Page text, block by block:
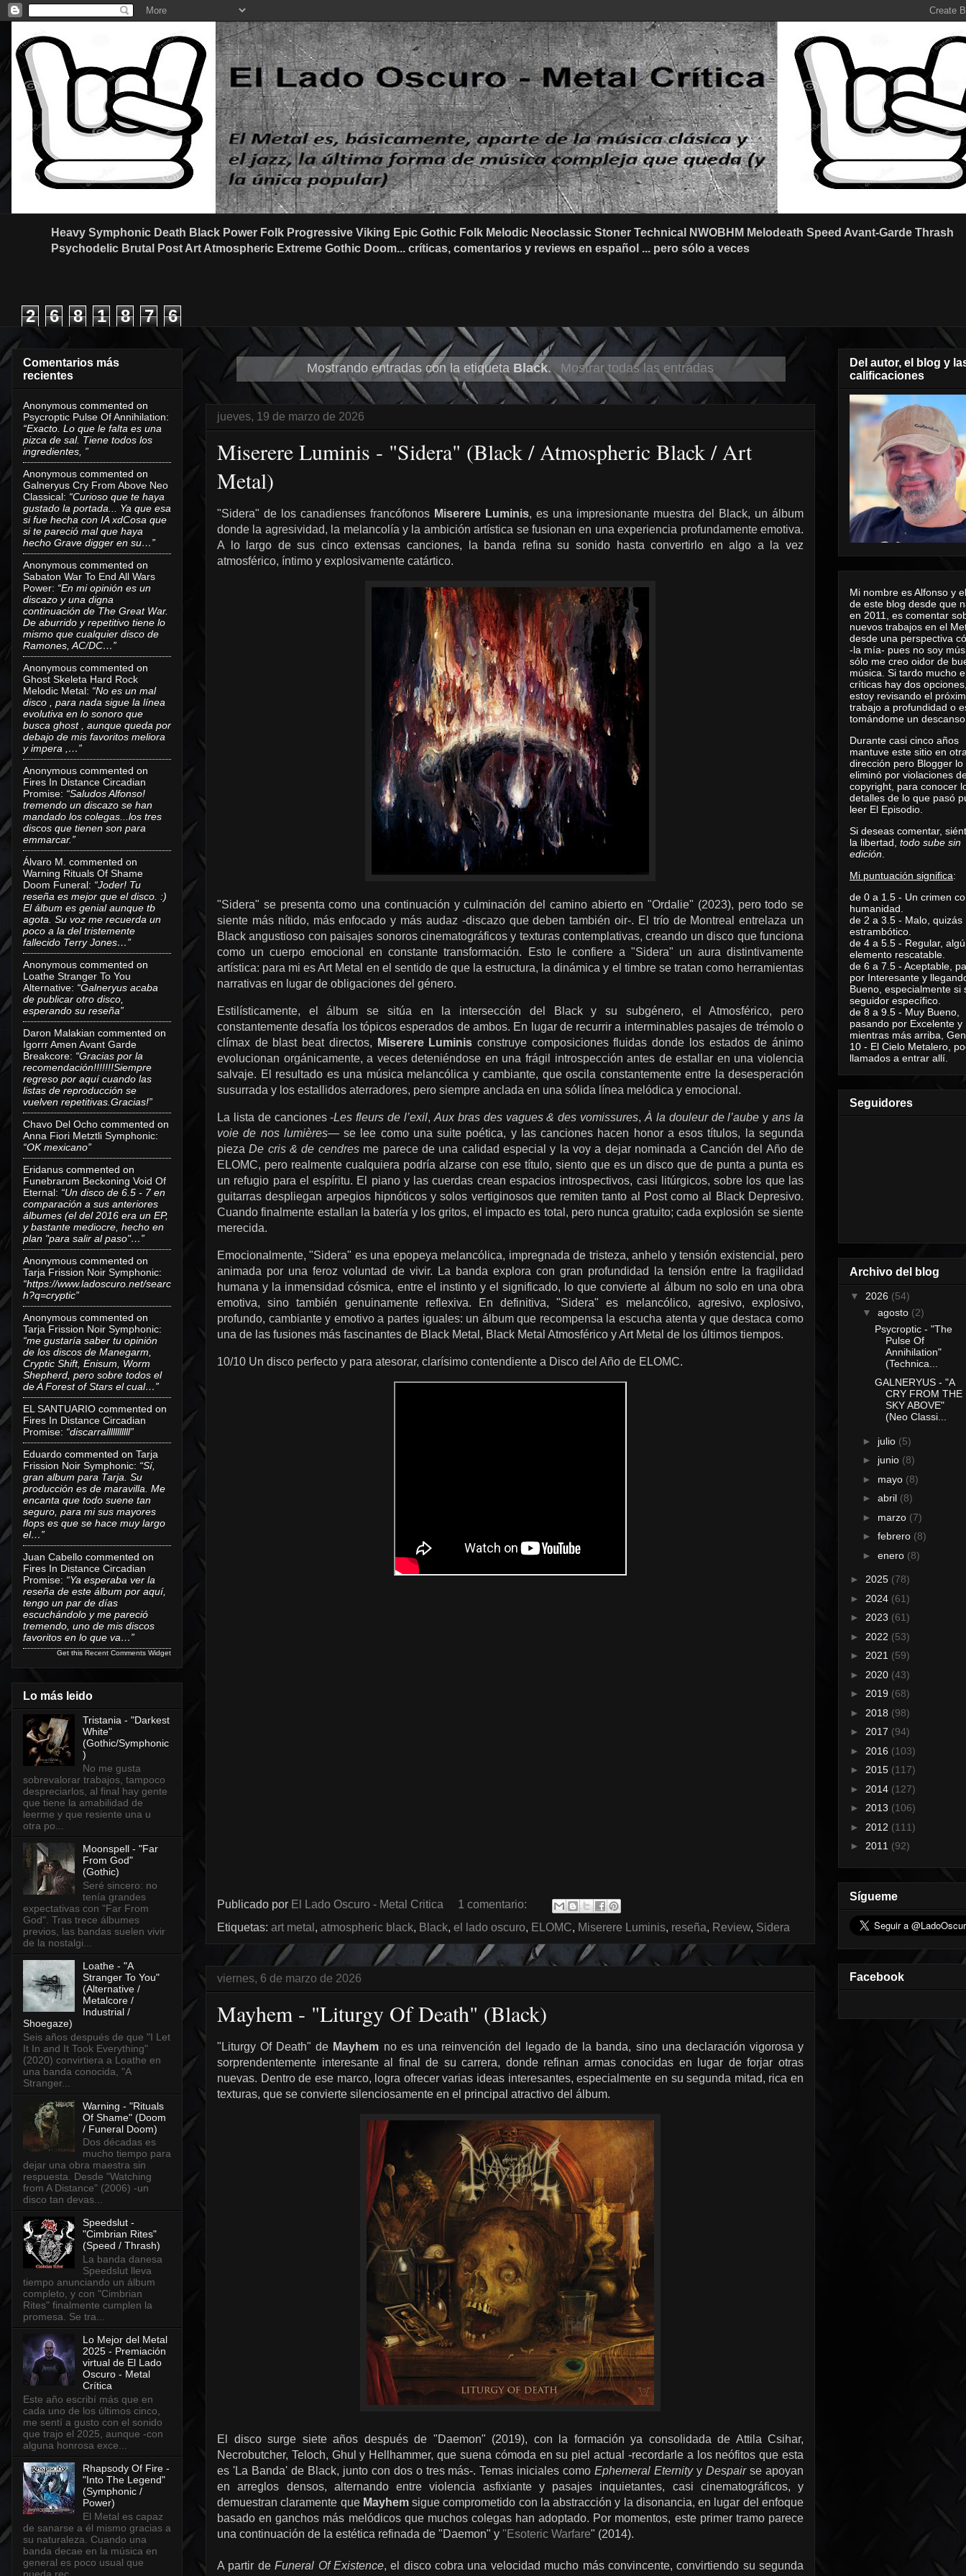
Heavy Symphonic Death Black Power Folk Progressive Viking Epic Gothic Folk Melodic Neoclassic Stoner Technical NWOBHM Melodeath Speed Avant-Garde Thrash
Psychodelic Brutal Post Art Atmospheric Extreme Gothic Doom... críticas, comentarios y reviews en español ... pero sólo a veces
2 6 8 1 8 7 6
Mostrando entradas con la etiqueta Black. Mostrar todas las entradas
jueves, 19 de marzo de 2026
Miserere Luminis - "Sidera" (Black / Atmospheric Black / Art
Metal)
"Sidera" de los canadienses francófonos Miserere Luminis, es una impresionante muestra del Black, un álbum
donde la agresividad, la melancolía y la ambición artística se fusionan en una experiencia profundamente emotiva.
A lo largo de sus cinco extensas canciones, la banda refina su sonido hasta convertirlo en algo a la vez
atmosférico, íntimo y explosivamente catártico.
"Sidera" se presenta como una continuación y culminación del camino abierto en "Ordalie" (2023), pero todo se
siente más nítido, más enfocado y más audaz -discazo que deben también oir-. El trío de Montreal entrelaza un
Black angustioso con paisajes sonoros cinematográficos y texturas contemplativas, creando un disco que funciona
como un cuerpo emocional en constante transformación. Esto le confiere a "Sidera" un aura distintivamente
artística: para mi es Art Metal en el sentido de que la estructura, la dinámica y el timbre se tratan como herramientas
narrativas en lugar de obligaciones del género.
Estilísticamente, el álbum se sitúa en la intersección del Black y su subgénero, el Atmosférico, pero
constantemente desafía los tópicos esperados de ambos. En lugar de recurrir a interminables pasajes de trémolo o
clímax de blast beat directos,
Miserere Luminis construye composiciones fluidas donde los estados de ánimo
evolucionan orgánicamente, a veces deteniéndose en una frágil introspección antes de estallar en una violencia
salvaje. El resultado es una música melancólica y cambiante, que oscila constantemente entre la desesperación
susurrada y los estallidos aterradores, pero siempre anclada en una sólida línea melódica y emocional.
La lista de canciones -Les fleurs de l’exil, Aux bras des vagues & des vomissures, À la douleur de l’aube yans la
voie de nos lumières— se lee como una suite poética, y las canciones hacen honor a esos títulos, la segunda
piezaDe cris & de cendresme parece de una calidad especial y la voy a dejar nominada a Canción del Año de
ELOMC, pero realmente cualquiera podría alzarse con ese título, siento que es un disco que de punta a punta es
un refugio para el espíritu. El piano y las cuerdas crean espacios introspectivos, casi litúrgicos, sobre los que las
guitarras despliegan arpegios hipnóticos y solos vertiginosos que remiten tanto al Post como al Black Depresivo.
Cuando finalmente estallan la batería y los gritos, el impacto es total, pero nunca gratuito; cada explosión se siente
merecida.
Emocionalmente, "Sidera" es una epopeya melancólica, impregnada de tristeza, anhelo y tensión existencial, pero
animada por una feroz voluntad de vivir. La banda explora con gran profundidad la tensión entre la fragilidad
humana y la inmensidad cósmica, entre el instinto y el significado, lo que convierte al álbum no solo en una obra
emotiva, sino también genuinamente reflexiva. En definitiva, "Sidera" es melancólico, agresivo, explosivo,
profundo, cambiante y emotivo a partes iguales: un álbum que recompensa la escucha atenta y que destaca como
una de las fusiones más fascinantes de Black Metal, Black Metal Atmosférico y Art Metal de los últimos tiempos.
10/10 Un disco perfecto y para atesorar, clarísimo contendiente a Disco del Año de ELOMC.
Publicado por El Lado Oscuro - Metal Critica
1 comentario:
Etiquetas: art metal , atmospheric black, Black, el lado oscuro, ELOMC, Miserere Luminis, reseña, Review, Sidera
viernes, 6 de marzo de 2026
Mayhem - "Liturgy Of Death" (Black)
"Liturgy Of Death" de Mayhem no es una reinvención del legado de la banda, sino una declaración vigorosa y
sorprendentemente interesante al final de su carrera, donde refinan armas conocidas en lugar de forjar otras
nuevas. Dentro de ese marco, logra ofrecer varias ideas interesantes, especialmente en su segunda mitad, rica en
texturas, que se convierte silenciosamente en el principal atractivo del álbum.
El disco surge siete años después de "Daemon" (2019), con la formación ya consolidada de Attila Csihar,
Necrobutcher, Teloch, Ghul y Hellhammer, que suena cómoda en su piel actual -recordarle a los neófitos que esta
es 'La Banda' de Black, junto con dos o tres más-. Temas iniciales comoEphemeral EternityyDespairse apoyan
en arreglos densos, alternando entre violencia asfixiante y pasajes inquietantes, casi cinematográficos, y
demuestran claramente que Mayhemsigue comprometido con la abstracción y la disonancia, en lugar del enfoque
basado en ganchos más melódicos que muchos colegas han adoptado. Por momentos, este primer tramo parece
una continuación de la estética refinada de "Daemon" y "Esoteric Warfare" (2014).
A partir deFuneral Of Existence, el disco cobra una velocidad mucho más convincente, convirtiendo su segunda
Comentarios más
recientes
Anonymous commented on
Psycroptic Pulse Of Annihilation:
“Exacto. Lo que le falta es una
pizca de sal. Tiene todos los
ingredientes, ”
Anonymous commented on
Galneryus Cry From Above Neo
Classical: “Curioso que te haya
gustado la portada... Ya que esa
si fue hecha con IA xdCosa que
si te pareció mal que haya
hecho Grave digger en su…”
Anonymous commented on
Sabaton War To End All Wars
Power: “En mi opinión es un
discazo y una digna
continuación de The Great War.
De aburrido y repetitivo tiene lo
mismo que cualquier disco de
Ramones, AC/DC…”
Anonymous commented on
Ghost Skeleta Hard Rock
Melodic Metal: “No es un mal
disco , para nada sigue la línea
evolutiva en lo sonoro que
busca ghost , aunque queda por
debajo de mis favoritos meliora
y impera ,…”
Anonymous commented on
Fires In Distance Circadian
Promise: “Saludos Alfonso!
tremendo un discazo se han
mandado los colegas...los tres
discos que tienen son para
emmarcar.”
Álvaro M. commented on
Warning Rituals Of Shame
Doom Funeral: “Joder! Tu
reseña es mejor que el disco. :)
El álbum es genial aunque tb
agota. Su voz me recuerda un
poco a la del tristemente
fallecido Terry Jones…”
Anonymous commented on
Loathe Stranger To You
Alternative: “Galneryus acaba
de publicar otro disco,
esperando su reseña”
Daron Malakian commented on
Igorrr Amen Avant Garde
Breakcore: “Gracias por la
recomendación!!!!!!!Siempre
regreso por aquí cuando las
listas de reproducción se
vuelven repetitivas.Gracias!”
Chavo Del Ocho commented on
Anna Fiori Metztli Symphonic:
“OK mexicano”
Eridanus commented on
Funebrarum Beckoning Void Of
Eternal: “Un disco de 6.5 - 7 en
comparación a sus anteriores
álbumes (el del 2016 era un EP,
y bastante mediocre, hecho en
plan "para salir al paso"…”
Anonymous commented on
Tarja Frission Noir Symphonic:
“https://www.ladoscuro.net/searc
h?q=cryptic”
Anonymous commented on
Tarja Frission Noir Symphonic:
“me gustaría saber tu opinión
de los discos de Manegarm,
Cryptic Shift, Enisum, Worm
Shepherd, pero sobre todos el
de A Forest of Stars el cual…”
EL SANTUARIO commented on
Fires In Distance Circadian
Promise: “discarralllllllllll”
Eduardo commented on Tarja
Frission Noir Symphonic: “Sí,
gran album para Tarja. Su
producción es de maravilla. Me
encanta que todo suene tan
seguro, para mi sus mayores
flops es que se hace muy largo
el…”
Juan Cabello commented on
Fires In Distance Circadian
Promise: “Ya esperaba ver la
reseña de este álbum por aquí,
tengo un par de días
escuchándolo y me pareció
tremendo, uno de mis discos
favoritos en lo que va…”
Get this Recent Comments Widget
Lo más leido
Tristania - "Darkest
White"
(Gothic/Symphonic
)
No me gusta
sobrevalorar trabajos, tampoco
despreciarlos, al final hay gente
que tiene la amabilidad de
leerme y que resiente una u
otra po...
Moonspell - "Far
From God"
(Gothic)
Seré sincero: no
tenía grandes
expectativas con "Far From
God". Tras trece álbumes
previos, las bandas suelen vivir
de la nostalgi...
Loathe - "A
Stranger To You"
(Alternative /
Metalcore /
Industrial /
Shoegaze)
Seis años después de que "I Let
It In and It Took Everything"
(2020) convirtiera a Loathe en
una banda conocida, "A
Stranger...
Warning - "Rituals
Of Shame" (Doom
/ Funeral Doom)
Dos décadas es
mucho tiempo para
dejar una obra maestra sin
respuesta. Desde "Watching
from A Distance" (2006) -un
disco tan devas...
Speedslut -
"Cimbrian Rites"
(Speed / Thrash)
La banda danesa
Speedslut lleva
tiempo anunciando un álbum
completo, y con "Cimbrian
Rites" finalmente cumplen la
promesa. Se tra...
Lo Mejor del Metal
2025 - Premiación
virtual de El Lado
Oscuro - Metal
Crítica
Este año escribí más que en
cada uno de los últimos cinco,
me sentí a gusto con el sonido
que trajo el 2025, aunque -con
alguna honrosa exce...
Rhapsody Of Fire -
"Into The Legend"
(Symphonic /
Power)
El Metal es capaz
de sanarse a él mismo gracias a
su naturaleza. Cuando una
banda decae en la música en
general es poco usual que
pueda rec...
Del autor, el blog y
calificaciones
Mi nombre es Alfonso y
de este blog desde que
en 2011, es comentar
nuevos trabajos en el
desde una perspectiva
-la mía- pues no soy
sólo me creo oidor de
música. Si tardo mucho
críticas hay dos
estoy revisando el
trabajo a profundidad o
tomándome un
Durante casi cinco años
mantuve este sitio en
dirección pero Blogger lo
eliminó por violaciones
copyright, para conocer
detalles de lo que pasó
leer El Episodio
Si deseas comentar,
la libertad, todo sube sin
edición
Mi puntuación significa:
de 0 a 1.5 - Un crimen
humanidad.
de 2 a 3.5 - Malo, quizás
estrambótico.
de 4 a 5.5 - Regular,
elemento rescatable.
de 6 a 7.5 - Aceptable,
por Interesante y
Bueno, especialmente si
seguidor específico.
de 8 a 9.5 - Muy Bueno,
pasando por Excelente y
mientras más arriba,
10 - El Cielo Metalero,
llamados a entrar allí.
Seguidores
Archivo del blog
▼ 2026 (54)
▼ agosto (2)
Psycroptic - "The
Pulse Of
Annihilation"
(Technica...
GALNERYUS - "A
CRY FROM THE
SKY ABOVE"
(Neo Classi...
► julio (5)
► junio (8)
► mayo (8)
► abril (8)
► marzo (7)
► febrero (8)
► enero (8)
► 2025 (78)
► 2024 (61)
► 2023 (61)
► 2022 (53)
► 2021 (59)
► 2020 (43)
► 2019 (68)
► 2018 (98)
► 2017 (94)
► 2016 (103)
► 2015 (117)
► 2014 (127)
► 2013 (106)
► 2012 (111)
► 2011 (92)
Sígueme
Facebook